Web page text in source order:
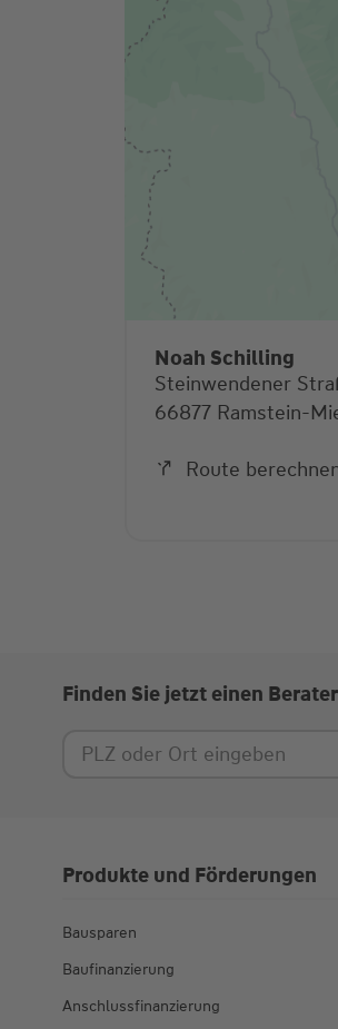
Noah Schilling
Steinwendener
66877 Ramstein-
Route
Finden Sie jetzt einen
Produkte und Förderungen
Bausparen
Baufinanzierung
Anschlussfinanzierung